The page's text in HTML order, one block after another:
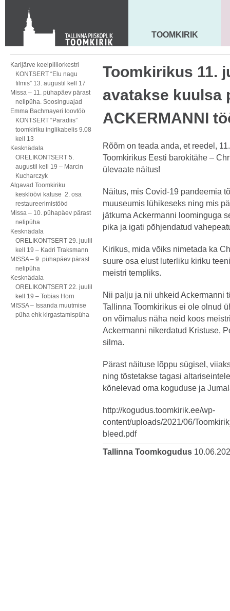
KONTAKT
Toom-Kooli 6, 10130 TALLINN
tallinna.toom@eelk.ee
MAARJA KIRIK
TOOMKIRIK
Karijärve keelpilliorkestri
KONTSERT “Elu nagu
filmis” 13. augustil kell 17
Missa – 11. pühapäev pärast
nelipüha. Soosinguajad
Emma Bachmayeri loovtöö
KONTSERT “Paradiis”
toomkiriku inglikabelis 9.08
kell 13
Kesknädala
ORELIKONTSERT 5.
augustil kell 19 – Marcin
Kucharczyk
Algavad Toomkiriku
kesklöövi katuse 2. osa
restaureerimistööd
Missa – 10. pühapäev pärast
nelipüha
Kesknädala
ORELIKONTSERT 29. juulil
kell 19 – Kadri Traksmann
MISSA – 9. pühapäev pärast
nelipüha
Kesknädala
ORELIKONTSERT 22. juulil
kell 19 – Tobias Horn
MISSA – Issanda muutmise
püha ehk kirgastamispüha
Toomkirikus 11.
avatakse kuulsa
ACKERMANNI
Rõõm on teada anda, et reedel,
Toomkirikus Eesti barokitähe –
ülevaate näitus!
Näitus, mis Covid-19 pandeemia
muuseumis lühikeseks ning mis
jätkuma Ackermanni loominguga
pika ja igati põhjendatud
Kirikus, mida võiks nimetada ka
suure osa elust luterliku kiriku
meistri templiks.
Nii palju ja nii uhkeid Ackermanni
Tallinna Toomkirikus ei ole olnud
on võimalus näha neid koos
Ackermanni nikerdatud Kristuse,
silma.
Pärast näituse lõppu sügisel,
ning tõstetakse tagasi
kõnelevad oma koguduse ja
http://kogudus.toomkirik.ee/wp-
content/uploads/2021/06/
bleed.pdf
Tallinna Toomkogudus